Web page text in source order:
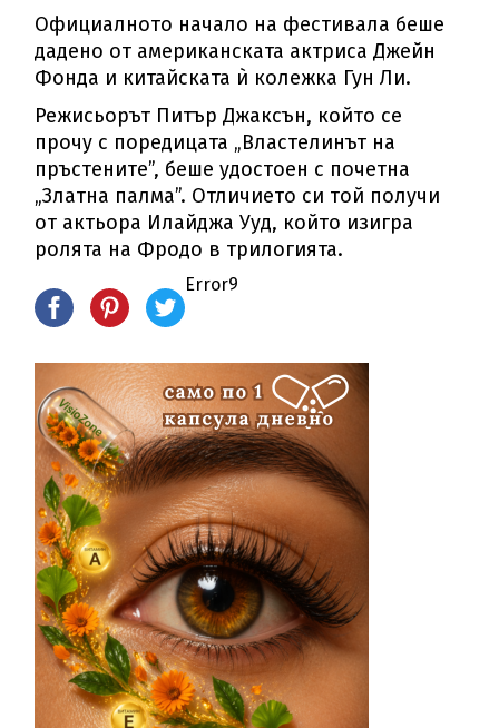
Официалното начало на фестивала беше
дадено от американската актриса Джейн
Фонда и китайската ѝ колежка Гун Ли.
Режисьорът Питър Джаксън, който се
прочу с поредицата „Властелинът на
пръстените”, беше удостоен с почетна
„Златна палма”. Отличието си той получи
от актьора Илайджа Ууд, който изигра
ролята на Фродо в трилогията.
Error9